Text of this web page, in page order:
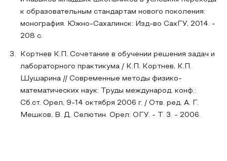
к образовательным стандартам нового поколения:
монография. Южно-Сахалинск: Изд-во СахГУ, 2014. -
208 с.
Кортнев К.П. Сочетание в обучении решения задач и
лабораторного практикума / К.П. Кортнев, К.П.
Шушарина // Современные методы физико-
математических наук: Труды международ. конф.:
Сб.ст. Орел, 9-14 октября 2006 г. / Отв. ред. А. Г.
Мешков, В. Д. Селютин. Орел: ОГУ. - Т. 3. - 2006.